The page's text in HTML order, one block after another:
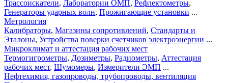
Трассоискатели, Лаборатории ОМП, Рефлектометры,
Генераторы ударных волн, Прожигающие установки ...
Метрология
Калибраторы, Магазины сопротивлений, Стандарты и
Эталоны, Устройства поверки счетчиков электроэнергии ...
Микроклимат и аттестация рабочих мест
Термогигрометры, Дозиметры, Радиометры, Аттестация
рабочих мест, Шумомеры, Измерители ЭМП ...
Нефтехимия, газопроводы, трубопроводы, вентиляция